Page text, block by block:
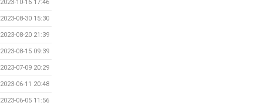
2023-10-16 17:46
2023-08-30 15:30
2023-08-20 21:39
2023-08-15 09:39
2023-07-09 20:29
2023-06-11 20:48
2023-06-05 11:56